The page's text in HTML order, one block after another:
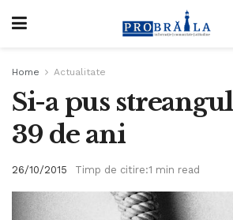
Home Actualitate
Si-a pus
39 de ani
26/10/2015 Timp de citire:1 min read